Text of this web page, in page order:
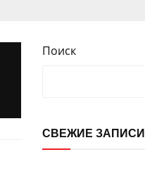
Поиск
СВЕЖИЕ ЗАПИСИ